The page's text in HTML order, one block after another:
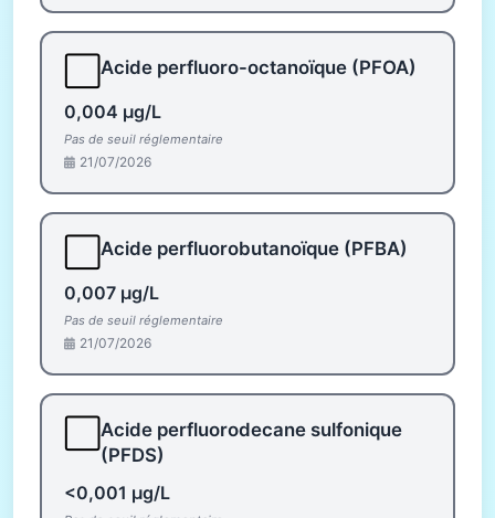
Acide perfluoro-octanoïque (PFOA)
0,004 µg/L
Pas de seuil réglementaire
21/07/2026
Acide perfluorobutanoïque (PFBA)
0,007 µg/L
Pas de seuil réglementaire
21/07/2026
Acide perfluorodecane sulfonique
(PFDS)
<0,001 µg/L